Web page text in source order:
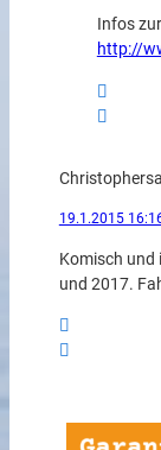
Infos
http://
Christopher
19.1.2015
Komisch und
und 2017.